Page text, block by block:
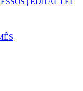
| EDITAL LEI